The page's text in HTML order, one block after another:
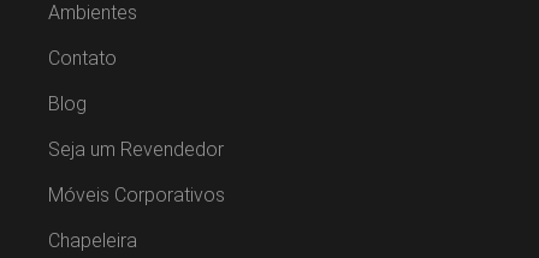
Ambientes
Contato
Blog
Seja um Revendedor
Móveis Corporativos
Chapeleira